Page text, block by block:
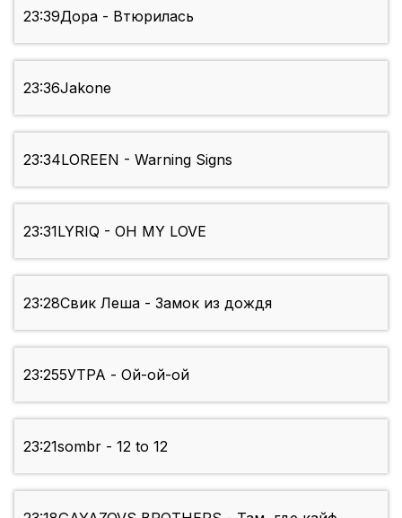
23:39Дора - Втюрилась
23:36Jakone
23:34LOREEN - Warning Signs
23:31LYRIQ - OH MY LOVE
23:28Свик Леша - Замок из дождя
23:255УТРА - Ой-ой-ой
23:21sombr - 12 to 12